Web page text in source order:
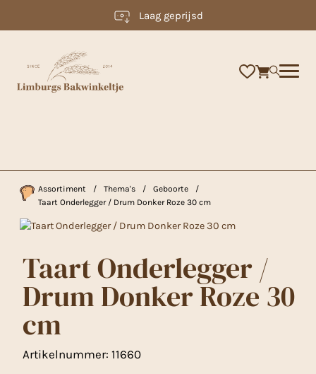
Laag geprijsd
Assortiment / Thema's / Geboorte
/
Taart Onderlegger / Drum Donker Roze 30 cm
Taart Onderlegger /
Drum Donker Roze 30
cm
Artikelnummer: 11660